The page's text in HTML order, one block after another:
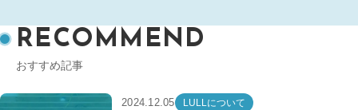
RECOMMEND
おすすめ記事
2024.12.05 LULLについて